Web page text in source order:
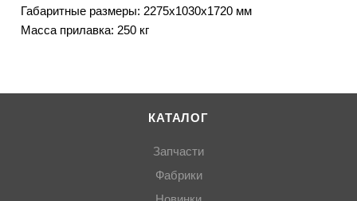
Габаритные размеры: 2275х1030х1720 мм
Масса прилавка: 250 кг
КАТАЛОГ
Запчасти
Фабрики